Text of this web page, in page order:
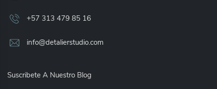
+57 313 479 85 16
info@detalierstudio.com
Suscribete A Nuestro Blog